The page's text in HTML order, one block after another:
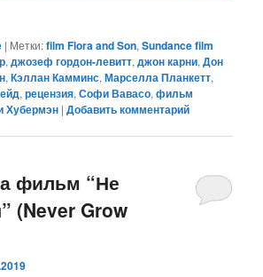
| Метки:film Flora and Son,Sundance film
,джозеф гордон-левитт,джон карни,Дон
,Кэллан Камминс,Марселла Планкетт,
,рецензия,Софи Вавасо,фильм
Хубермэн |Добавить комментарий
фильм “Не
(Never Grow